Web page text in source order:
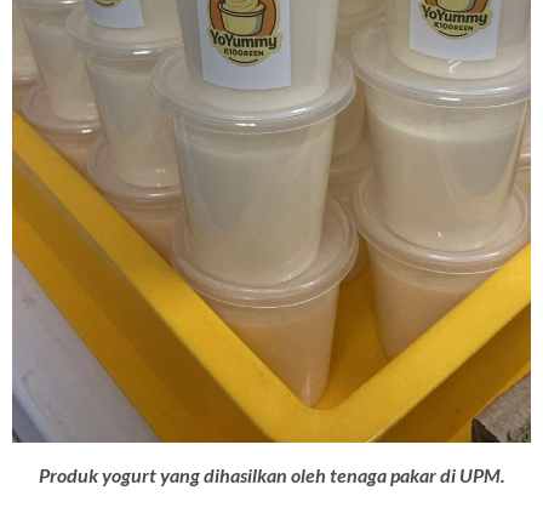
Produk yogurt yang dihasilkan oleh tenaga pakar di UPM.